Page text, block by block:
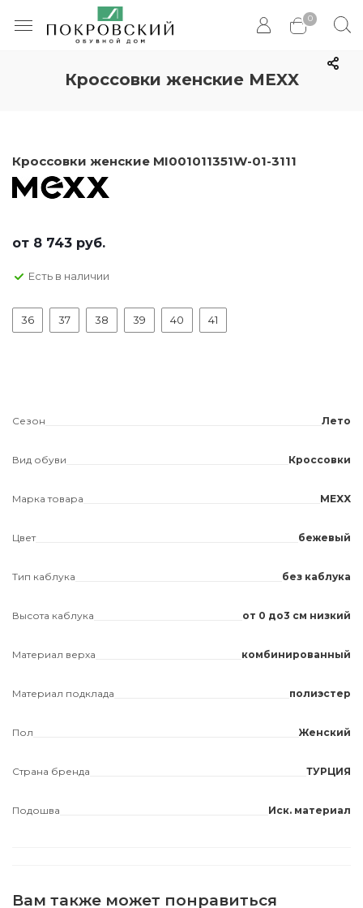
0
Кроссовки женские MEXX
Кроссовки женские MI001011351W-01-3111
от 8 743 руб.
Есть в наличии
36 37 38 39 40 41
Сезон Лето
Вид обуви Кроссовки
Марка товара MEXX
Цвет бежевый
Тип каблука без каблука
Высота каблука от 0 до3 см низкий
Материал верха комбинированный
Материал подклада полиэстер
Пол Женский
Страна бренда ТУРЦИЯ
Подошва Иск. материал
Вам также может понравиться